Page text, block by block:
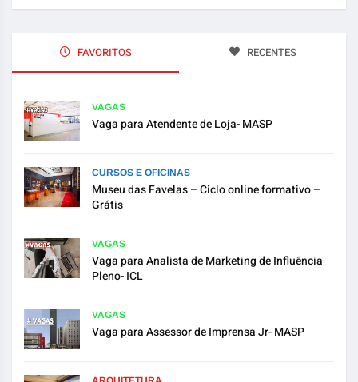
FAVORITOS RECENTES
VAGAS
Vaga para Atendente de Loja- MASP
CURSOS E OFICINAS
Museu das Favelas – Ciclo online formativo –
Grátis
VAGAS
Vaga para Analista de Marketing de Influência
Pleno- ICL
VAGAS
Vaga para Assessor de Imprensa Jr- MASP